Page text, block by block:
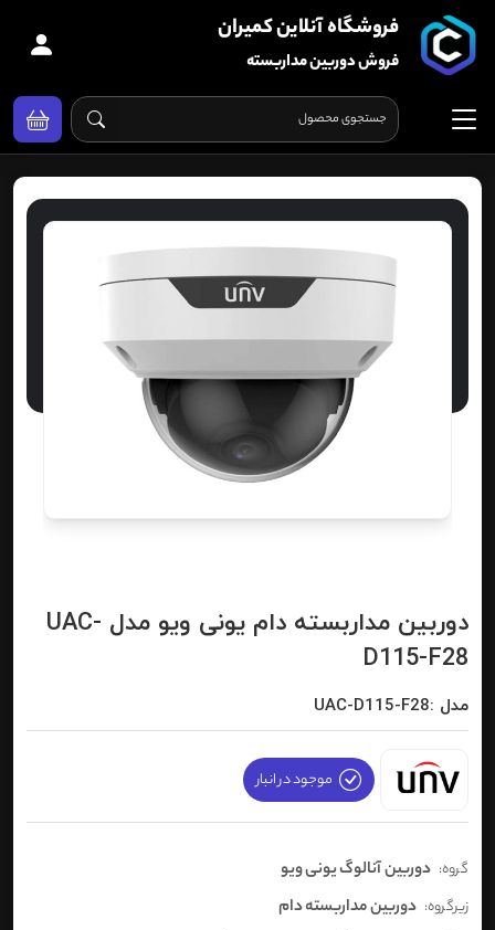
فروشگاه آنلاین کمیران
فروش دوربین مداربسته
دوربین مداربسته دام یونی ویو مدل UAC-
D115-F28
مدل :UAC-D115-F28
موجود در انبار
گروه: دوربین آنالوگ یونی ویو
زیرگروه: دوربین مداربسته دام